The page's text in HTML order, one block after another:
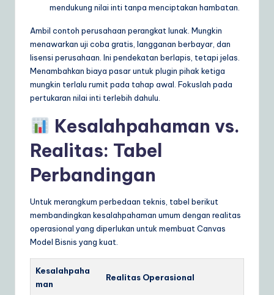
mendukung nilai inti tanpa menciptakan hambatan.
Ambil contoh perusahaan perangkat lunak. Mungkin
menawarkan uji coba gratis, langganan berbayar, dan
lisensi perusahaan. Ini pendekatan berlapis, tetapi jelas.
Menambahkan biaya pasar untuk plugin pihak ketiga
mungkin terlalu rumit pada tahap awal. Fokuslah pada
pertukaran nilai inti terlebih dahulu.
Kesalahpahaman vs.
Realitas: Tabel
Perbandingan
Untuk merangkum perbedaan teknis, tabel berikut
membandingkan kesalahpahaman umum dengan realitas
operasional yang diperlukan untuk membuat Canvas
Model Bisnis yang kuat.
Kesalahpaha
man
Realitas Operasional